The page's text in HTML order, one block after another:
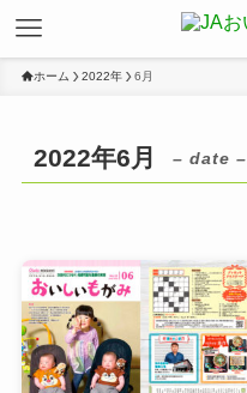
ホーム 2022年 6月
2022年6月 – date –